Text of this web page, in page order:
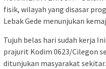
fisik, wilayah yang disasar
Lebak Gede menunjukan
Tujuh belas hari sudah kerja
prajurit Kodim 0623/Cilegon
ditunjukan masyarakat sekitar.